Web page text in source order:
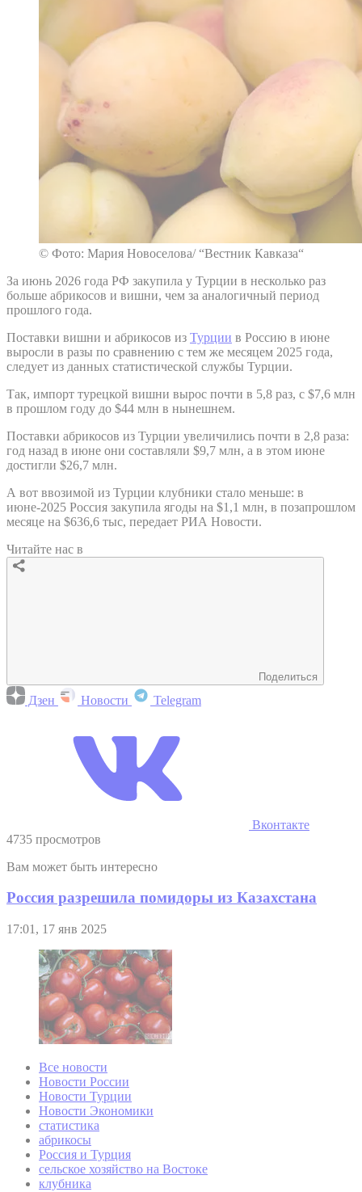
© Фото: Мария Новоселова/ “Вестник Кавказа“
За июнь 2026 года РФ закупила у Турции в несколько раз
больше абрикосов и вишни, чем за аналогичный период
прошлого года.
Поставки вишни и абрикосов из Турции в Россию в июне
выросли в разы по сравнению с тем же месяцем 2025 года,
следует из данных статистической службы Турции.
Так, импорт турецкой вишни вырос почти в 5,8 раз, с $7,6 млн
в прошлом году до $44 млн в нынешнем.
Поставки абрикосов из Турции увеличились почти в 2,8 раза:
год назад в июне они составляли $9,7 млн, а в этом июне
достигли $26,7 млн.
А вот ввозимой из Турции клубники стало меньше: в
июне-2025 Россия закупила ягоды на $1,1 млн, в позапрошлом
месяце на $636,6 тыс, передает РИА Новости.
Читайте нас в
Поделиться
Дзен Новости Telegram
Вконтакте
4735 просмотров
Вам может быть интересно
Россия разрешила помидоры из Казахстана
17:01, 17 янв 2025
Все новости
Новости России
Новости Турции
Новости Экономики
статистика
абрикосы
Россия и Турция
сельское хозяйство на Востоке
клубника